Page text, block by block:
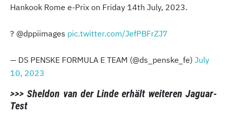
Hankook Rome e-Prix on Friday 14th July, 2023.
? @dppiimages pic.twitter.com/JefPBFrZJ7
— DS PENSKE FORMULA E TEAM (@ds_penske_fe) July
10, 2023
>>> Sheldon van der Linde erhält weiteren Jaguar-
Test